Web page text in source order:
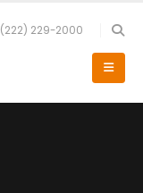
(222) 229-2000